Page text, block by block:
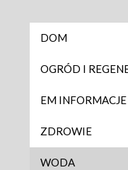
DOM
OGRÓD I
EM
ZDROWIE
WODA